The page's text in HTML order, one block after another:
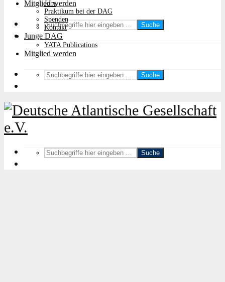
Mitglied werden
Suche
Jobs
Praktikum bei der DAG
Spenden
Kontakt
Junge DAG
YATA Publications
Mitglied werden
Suche
Suche